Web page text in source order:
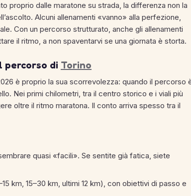
proprio dalle maratone su strada, la differenza non la
Alcuni allenamenti «vanno» alla perfezione,
Con un percorso strutturato, anche gli allenamenti
il ritmo, a non spaventarvi se una giornata è storta.
percorso di Torino
è proprio la sua scorrevolezza: quando il percorso
Nei primi chilometri, tra il centro storico e i viali più
oltre il ritmo maratona. Il conto arriva spesso tra il
quasi «facili». Se sentite già fatica, siete
km, 15–30 km, ultimi 12 km), con obiettivi di passo e